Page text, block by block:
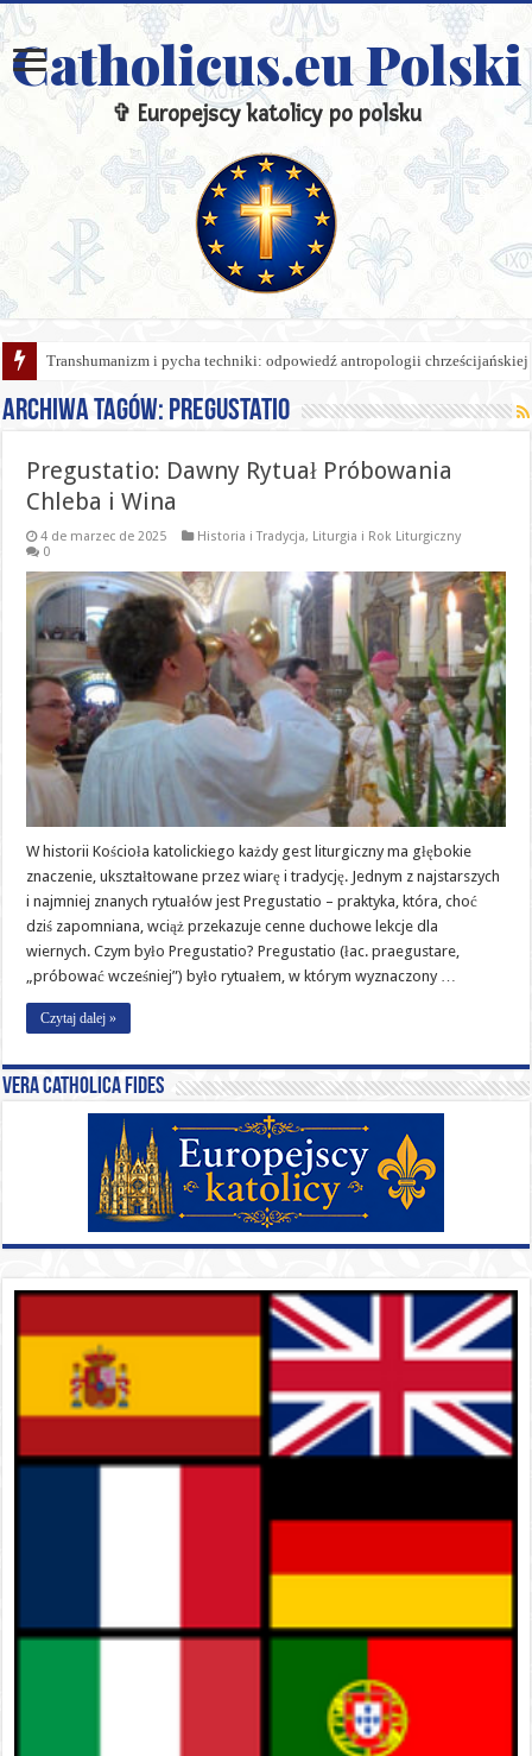
Catholicus.eu Polski
✞ Europejscy katolicy po polsku
Transhumanizm i pycha techniki: odpowiedź antropologii chrześcijańskiej
Archiwa tagów: Pregustatio
Pregustatio: Dawny Rytuał Próbowania
Chleba i Wina
4 de marzec de 2025 Historia i Tradycja, Liturgia i Rok Liturgiczny
0
W historii Kościoła katolickiego każdy gest liturgiczny ma głębokie
znaczenie, ukształtowane przez wiarę i tradycję. Jednym z najstarszych
i najmniej znanych rytuałów jest Pregustatio – praktyka, która, choć
dziś zapomniana, wciąż przekazuje cenne duchowe lekcje dla
wiernych. Czym było Pregustatio? Pregustatio (łac. praegustare,
„próbować wcześniej”) było rytuałem, w którym wyznaczony …
Czytaj dalej »
Vera catholica fides